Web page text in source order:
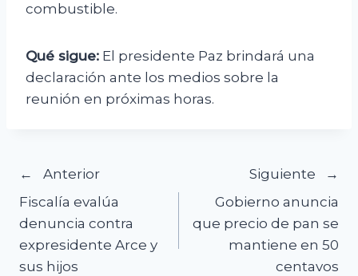
combustible.
Qué sigue: El presidente Paz brindará una
declaración ante los medios sobre la
reunión en próximas horas.
Navegación
de
entradas
Anterior
Fiscalía evalúa
denuncia contra
expresidente Arce y
sus hijos
Siguiente
Gobierno anuncia
que precio de pan se
mantiene en 50
centavos